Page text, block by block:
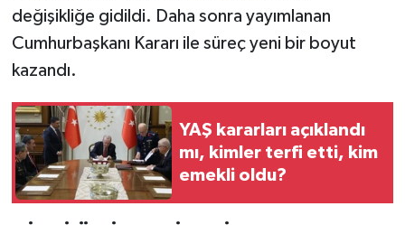
değişikliğe gidildi. Daha sonra yayımlanan
Cumhurbaşkanı Kararı ile süreç yeni bir boyut
kazandı.
YAŞ kararları açıklandı
mı, kimler terfi etti, kim
emekli oldu?